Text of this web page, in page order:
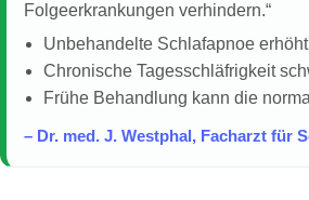
Folgeerkrankungen verhindern.“
Unbehandelte Schlafapnoe
Chronische Tagesschläfrigkeit
Frühe Behandlung kann die
– Dr. med. J. Westphal, Facharzt für